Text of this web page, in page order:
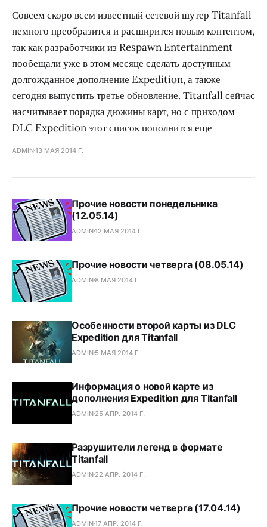
Совсем скоро всем известный сетевой шутер Titanfall
немного преобразится и расширится новым контентом,
так как разработчики из Respawn Entertainment
пообещали уже в этом месяце сделать доступным
долгожданное дополнение Expedition, а также
сегодня выпустить третье обновление. Titanfall сейчас
насчитывает порядка дюжины карт, но с приходом
DLC Expedition этот список пополнится еще
ADMIN13 МАЯ 2014 Г.
Прочие новости понедельника
(12.05.14)
ADMIN12 МАЯ 2014 Г.
Прочие новости четверга (08.05.14)
ADMIN8 МАЯ 2014 Г.
Особенности второй карты из DLC
Expedition для Titanfall
ADMIN 5 МАЯ 2014 Г.
Информация о новой карте из
дополнения Expedition для Titanfall
ADMIN 25 АПР. 2014 Г.
Разрушители легенд в формате
Titanfall
ADMIN 22 АПР. 2014 Г.
Прочие новости четверга (17.04.14)
ADMIN17 АПР. 2014 Г.